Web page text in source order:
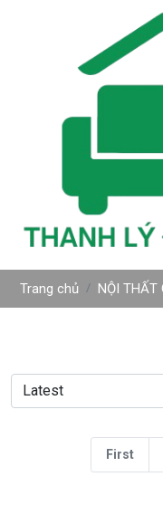
Trang chủ NỘI THẤT
First